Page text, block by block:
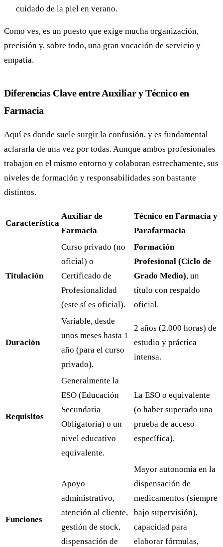
cuidado de la piel en verano.
Como ves, es un puesto que exige mucha organización,
precisión y, sobre todo, una gran vocación de servicio y
empatía.
Diferencias Clave entre Auxiliar y Técnico en
Farmacia
Aquí es donde suele surgir la confusión, y es fundamental
aclararla de una vez por todas. Aunque ambos profesionales
trabajan en el mismo entorno y colaboran estrechamente, sus
niveles de formación y responsabilidades son bastante
distintos.
Característica
Auxiliar de
Farmacia
Técnico en Farmacia y
Parafarmacia
Titulación
Curso privado (no
oficial) o
Certificado de
Profesionalidad
(este sí es oficial).
Formación
Profesional (Ciclo de
Grado Medio), un
título con respaldo
oficial.
Duración
Variable, desde
unos meses hasta 1
año (para el curso
privado).
2 años (2.000 horas) de
estudio y práctica
intensa.
Requisitos
Generalmente la
ESO (Educación
Secundaria
Obligatoria) o un
nivel educativo
equivalente.
La ESO o equivalente
(o haber superado una
prueba de acceso
específica).
Funciones
Apoyo
administrativo,
atención al cliente,
gestión de stock,
dispensación de
Mayor autonomía en la
dispensación de
medicamentos (siempre
bajo supervisión),
capacidad para
elaborar fórmulas,